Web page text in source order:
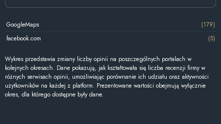
GoogleMaps
(179)
facebook.com
(5)
Wykres przedstawia zmiany liczby opinii na poszczególnych portalach w
kolejnych okresach. Dane pokazują, jak kształtowała się liczba recenzji firmy w
różnych serwisach opinii, umożliwiając porównanie ich udziału oraz aktywności
użytkowników na każdej z platform. Prezentowane wartości obejmują wyłącznie
okres, dla którego dostępne były dane.